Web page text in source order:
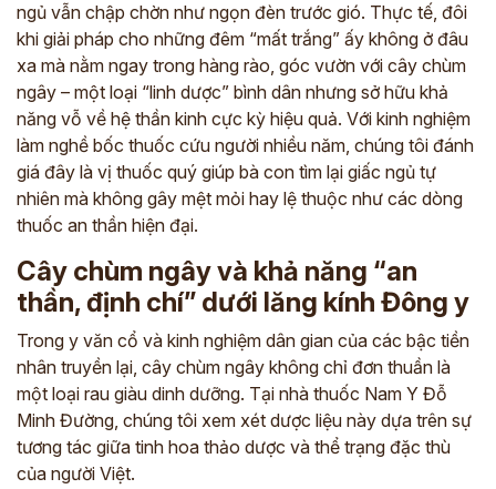
ngủ vẫn chập chờn như ngọn đèn trước gió. Thực tế, đôi
khi giải pháp cho những đêm “mất trắng” ấy không ở đâu
xa mà nằm ngay trong hàng rào, góc vườn với cây chùm
ngây – một loại “linh dược” bình dân nhưng sở hữu khả
năng vỗ về hệ thần kinh cực kỳ hiệu quả. Với kinh nghiệm
làm nghề bốc thuốc cứu người nhiều năm, chúng tôi đánh
giá đây là vị thuốc quý giúp bà con tìm lại giấc ngủ tự
nhiên mà không gây mệt mỏi hay lệ thuộc như các dòng
thuốc an thần hiện đại.
Cây chùm ngây và khả năng “an
thần, định chí” dưới lăng kính Đông y
Trong y văn cổ và kinh nghiệm dân gian của các bậc tiền
nhân truyền lại, cây chùm ngây không chỉ đơn thuần là
một loại rau giàu dinh dưỡng. Tại nhà thuốc Nam Y Đỗ
Minh Đường, chúng tôi xem xét dược liệu này dựa trên sự
tương tác giữa tinh hoa thảo dược và thể trạng đặc thù
của người Việt.